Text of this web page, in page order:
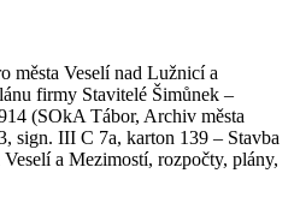
města Veselí nad Lužnicí a
firmy Stavitelé Šimůnek –
(SOkA Tábor, Archiv města
sign. III C 7a, karton 139 – Stavba
a Mezimostí, rozpočty, plány,